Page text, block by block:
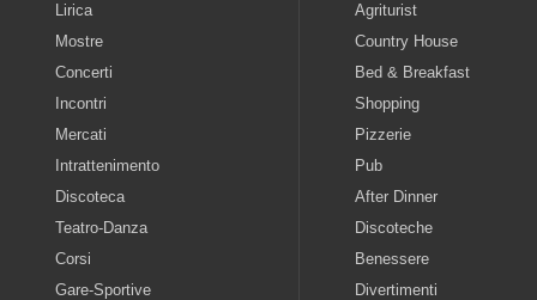
Lirica
Mostre
Concerti
Incontri
Mercati
Intrattenimento
Discoteca
Teatro-Danza
Corsi
Gare-Sportive
Agriturist
Country House
Bed & Breakfast
Shopping
Pizzerie
Pub
After Dinner
Discoteche
Benessere
Divertimenti